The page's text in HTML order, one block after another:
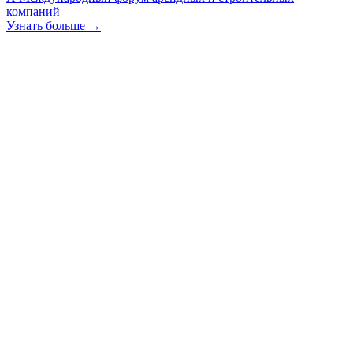
компаний
Узнать больше →